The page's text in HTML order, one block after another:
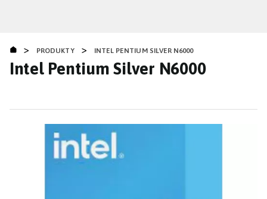
obsahu
> PRODUKTY > INTEL PENTIUM SILVER N6000
Intel Pentium Silver N6000